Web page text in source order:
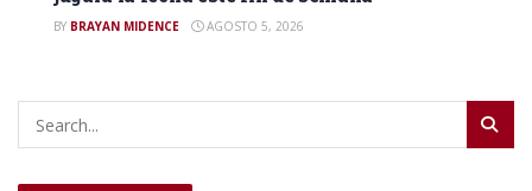
BY BRAYAN MIDENCE AGOSTO 5, 2026